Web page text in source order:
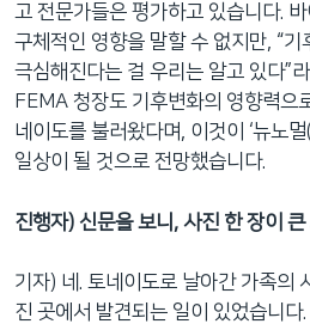
고 전문가들은 평가하고 있습니다.
구체적인 영향을 말할 수 없지만, “기
극심해진다는 걸 우리는 알고 있다”
FEMA 청장도 기후변화의 영향력으
네이도를 불러왔다며, 이것이 ‘뉴노
일상이 될 것으로 전망했습니다.
진행자) 신문을 보니, 사진 한 장이
기자) 네. 토네이도로 날아간 가족의
진 곳에서 발견되는 일이 있었습니다